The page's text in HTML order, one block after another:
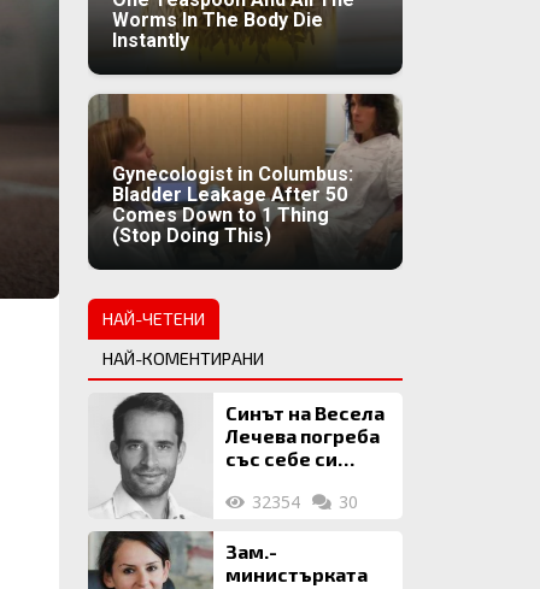
Worms In The Body Die
Instantly
Gynecologist in Columbus:
Bladder Leakage After 50
Comes Down to 1 Thing
(Stop Doing This)
НАЙ-ЧЕТЕНИ
НАЙ-КОМЕНТИРАНИ
Синът на Весела
Лечева погреба
със себе си
млн. евро
32354 30
Зам.-
министърката